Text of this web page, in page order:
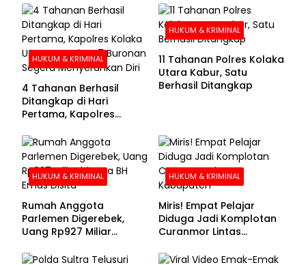
Evakuasi Jenazah
Korban
HUKUM & KRIMINAL
4 Tahanan Berhasil
Ditangkap di Hari
Pertama, Kapolres
Buronan Segera
Menyerahkan Diri
HUKUM & KRIMINAL
11 Tahanan Polres Kolaka
Utara Kabur, Satu
Berhasil Ditangkap
HUKUM & KRIMINAL
Rumah Anggota
Parlemen Digerebek,
Uang Rp927 Miliar
HUKUM & KRIMINAL
Miris! Empat Pelajar
Diduga Jadi Komplotan
Curanmor Lintas